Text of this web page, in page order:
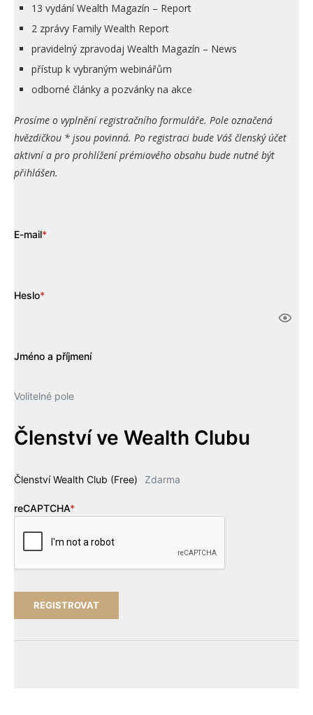
13 vydání Wealth Magazín – Report
2 zprávy Family Wealth Report
pravidelný zpravodaj Wealth Magazín – News
přístup k vybraným webinářům
odborné články a pozvánky na akce
Prosíme o vyplnění registračního formuláře. Pole označená
hvězdičkou * jsou povinná. Po registraci bude Váš členský účet
aktivní a pro prohlížení prémiového obsahu bude nutné být
přihlášen.
E-mail*
Heslo*
Jméno a příjmení
Volitelné pole
Členství ve Wealth Clubu
Členství Wealth Club (Free) Zdarma
reCAPTCHA*